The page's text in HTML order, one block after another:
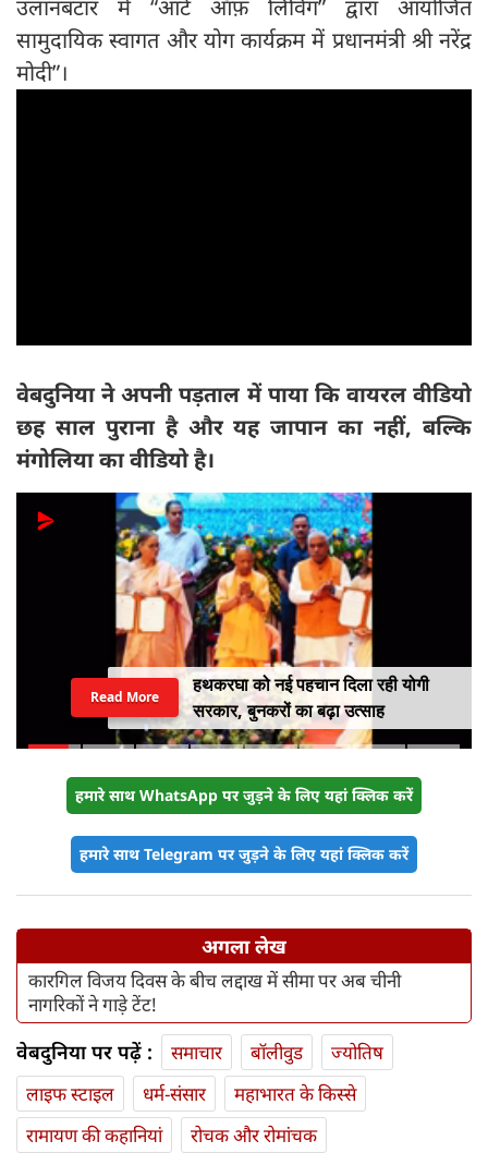
उलानबटार में “आर्ट ऑफ़ लिविंग” द्वारा आयोजित
सामुदायिक स्वागत और योग कार्यक्रम में प्रधानमंत्री श्री नरेंद्र
मोदी”।
वेबदुनिया ने अपनी पड़ताल में पाया कि वायरल वीडियो
छह साल पुराना है और यह जापान का नहीं, बल्कि
मंगोलिया का वीडियो है।
हथकरघा को नई पहचान दिला रही योगी
सरकार, बुनकरों का बढ़ा उत्साह
Read More
हमारे साथ WhatsApp पर जुड़ने के लिए यहां क्लिक करें
हमारे साथ Telegram पर जुड़ने के लिए यहां क्लिक करें
अगला लेख
कारगिल विजय दिवस के बीच लद्दाख में सीमा पर अब चीनी
नागरिकों ने गाड़े टेंट!
वेबदुनिया पर पढ़ें : समाचार बॉलीवुड
ज्योतिष
लाइफ स्‍टाइल
धर्म-संसार
महाभारत के किस्से
रामायण की कहानियां
रोचक और रोमांचक